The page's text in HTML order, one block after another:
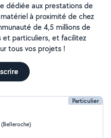
dédiée aux prestations de
à proximité de chez
de 4,5 millions de
et particuliers, et facilitez
tous vos projets !
Particulier